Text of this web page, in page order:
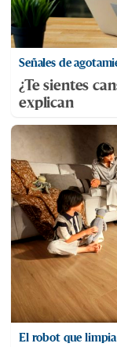
Señales de
¿Te sientes
explican
El robot que